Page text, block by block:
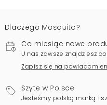
Dlaczego Mosquito?
Co miesiąc nowe
U nas zawsze znajdziesz
Zapisz się na
Szyte w Polsce
Jesteśmy polską marką i